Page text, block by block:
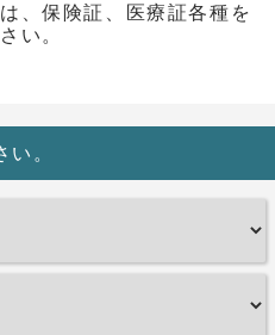
、保険証、医療証各種を
い。
。